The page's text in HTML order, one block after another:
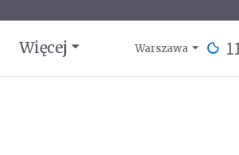
Więcej Warszawa